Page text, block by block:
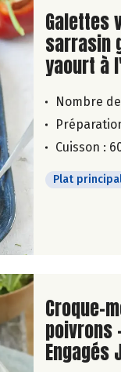
Lire la
Galettes
sarrasin
yaourt à
Nombre
Cuisson :
Plat
Lire la
Croque-
poivrons
Engagés